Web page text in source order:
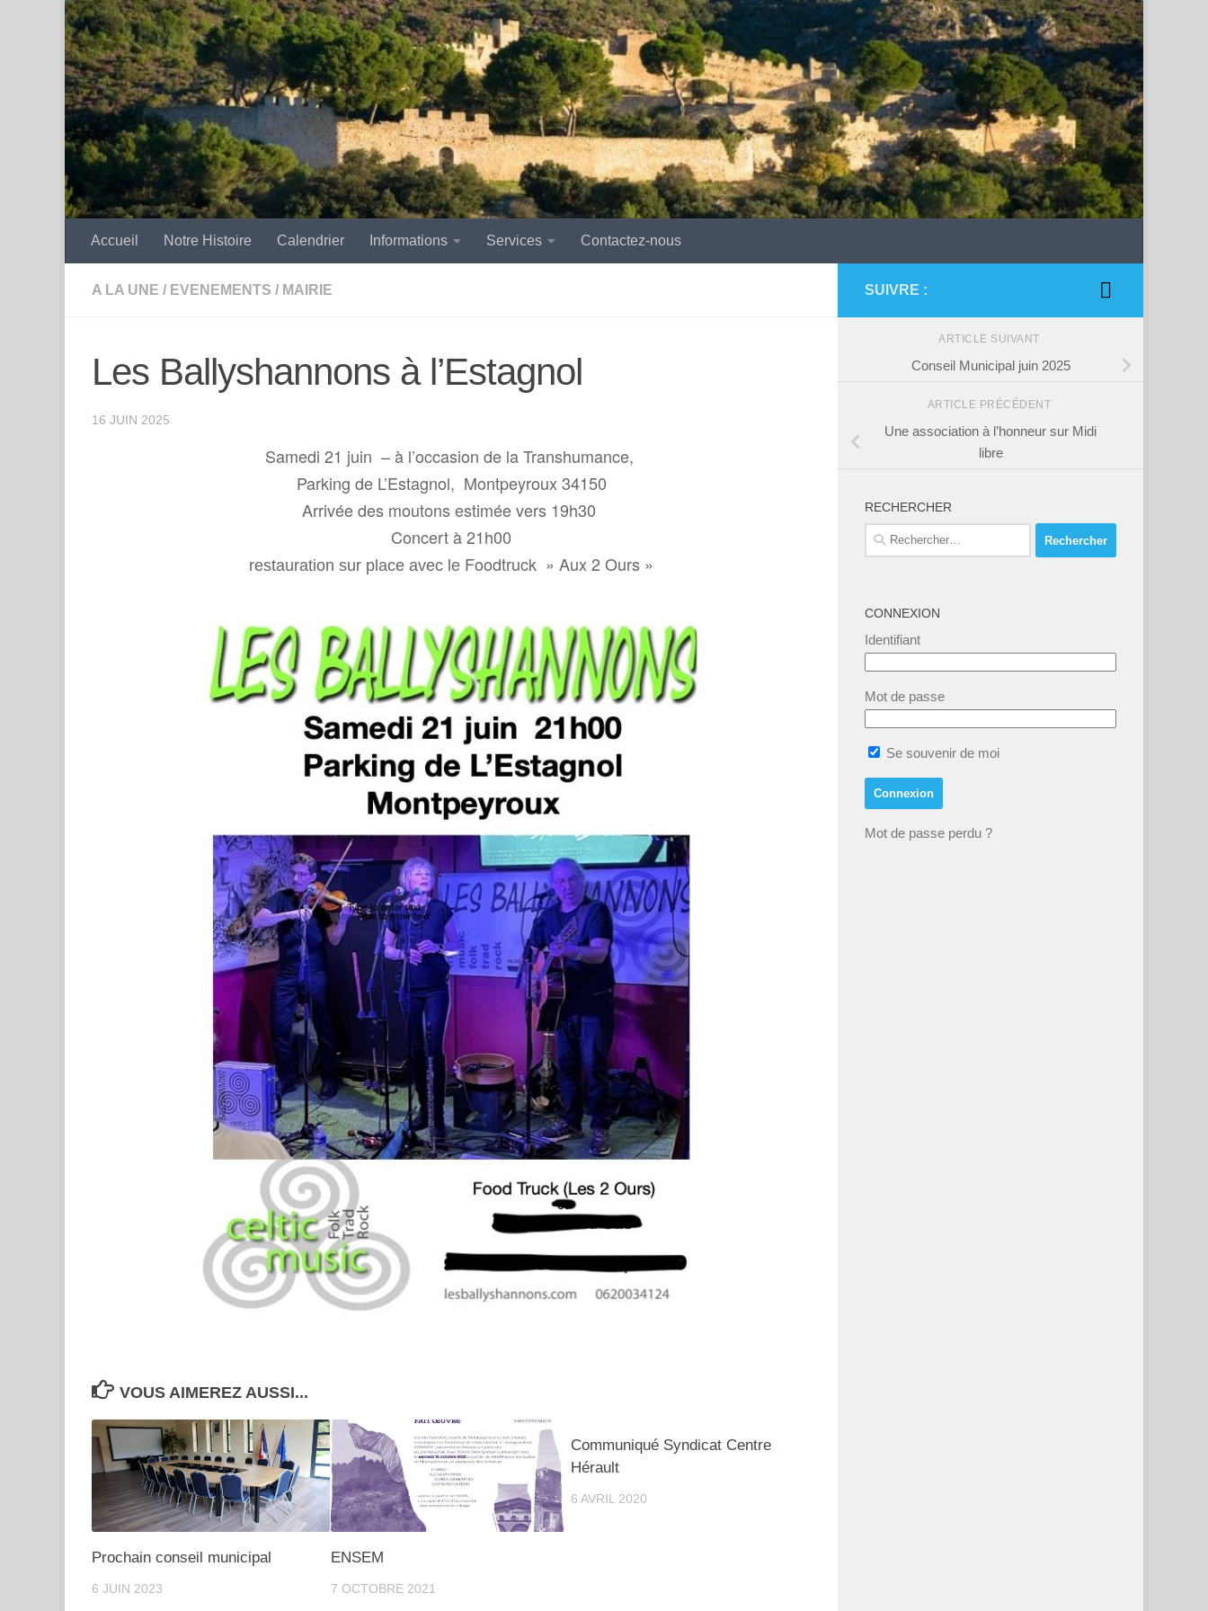
Skip to content
Accueil Notre Histoire Calendrier Informations Services Contactez-nous
A LA UNE / EVENEMENTS / MAIRIE
Les Ballyshannons à l’Estagnol
16 JUIN 2025
Samedi 21 juin – à l’occasion de la Transhumance,
Parking de L’Estagnol, Montpeyroux 34150
Arrivée des moutons estimée vers 19h30
Concert à 21h00
restauration sur place avec le Foodtruck » Aux 2 Ours »
Abonnez vous à notre newsletter !
Nous aimerions vous tenir au courant de nos dernières nouvelles
VOUS AIMEREZ AUSSI...
Prochain conseil municipal
6 JUIN 2023
ENSEM
7 OCTOBRE 2021
Communiqué Syndicat Centre
Hérault
6 AVRIL 2020
SUIVRE :
ARTICLE SUIVANT
Conseil Municipal juin 2025
ARTICLE PRÉCÉDENT
Une association à l’honneur sur Midi
libre
RECHERCHER
Rechercher :
CONNEXION
Identifiant
Mot de passe
Se souvenir de moi
Mot de passe perdu ?